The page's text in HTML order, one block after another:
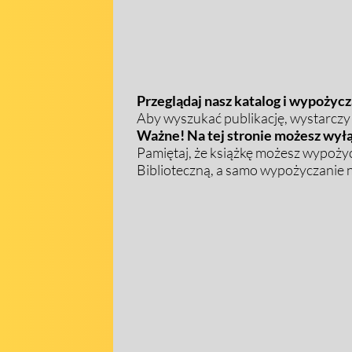
Przeglądaj nasz katalog i
Aby wyszukać publikację,
Ważne! Na tej stronie możesz
Pamiętaj, że książkę możesz
Biblioteczną, a samo wypożyczanie